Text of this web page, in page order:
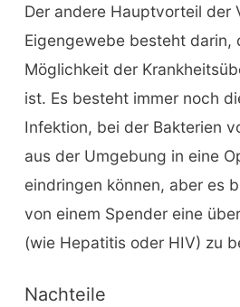
Der andere Hauptvorteil der
Eigengewebe besteht darin,
Möglichkeit der
ist. Es besteht immer noch
Infektion, bei der Bakterien
aus der Umgebung in eine
eindringen können, aber es
von einem Spender eine
(wie Hepatitis oder HIV) zu
Nachteile